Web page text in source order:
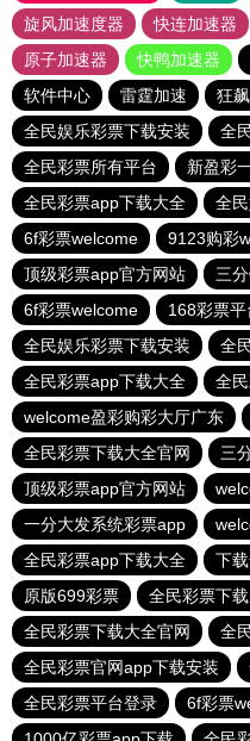
旋风加速度器
快连加速器
原子加速器
快鸭加速器
软件中心
雷霆加速 狂
全民娱乐彩票下载安装
全
全民彩票所有平台
新盈彩
全民彩票app下载大全
全
6f彩票welcome
9123购彩
顶级彩票app官方网站
三
6f彩票welcome
168彩票
全民娱乐彩票下载安装
全
全民彩票app下载大全
全
welcome盈彩购彩大厅广东
全民彩票下载大全官网
三
顶级彩票app官方网站
一分大发系统彩票app
全民彩票app下载大全
下
原版699彩票
全民彩票下
全民彩票下载大全官网
全
全民彩票官网app下载安装
全民彩票平台登录
6f彩票